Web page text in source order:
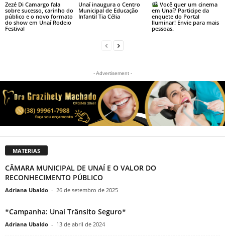
Zezé Di Camargo fala
sobre sucesso, carinho do
público e o novo formato
do show em Unaí Rodeio
Festival
Unaí inaugura o Centro
Municipal de Educação
Infantil Tia Célia
Você quer um cinema
em Unaí? Participe da
enquete do Portal
Iluminar! Envie para mais
pessoas.
- Advertisement -
MATERIAS
CÂMARA MUNICIPAL DE UNAÍ E O VALOR DO
RECONHECIMENTO PÚBLICO
Adriana Ubaldo - 26 de setembro de 2025
*Campanha: Unaí Trânsito Seguro*
Adriana Ubaldo - 13 de abril de 2024